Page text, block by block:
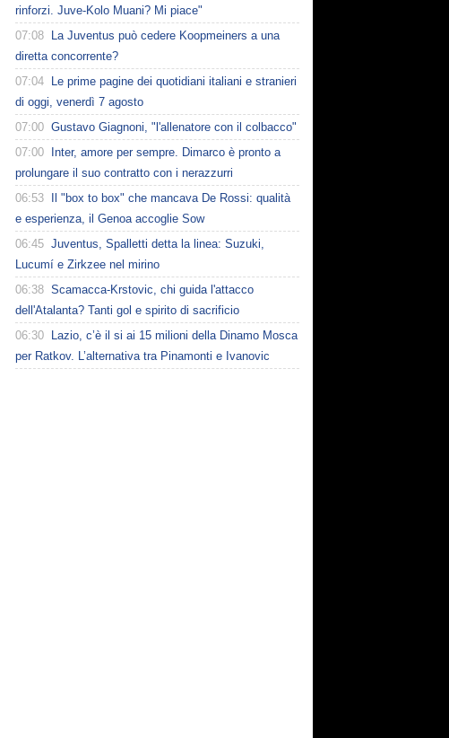
rinforzi. Juve-Kolo Muani? Mi piace"
07:08
La Juventus può cedere Koopmeiners a una
diretta concorrente?
07:04
Le prime pagine dei quotidiani italiani e stranieri
di oggi, venerdì 7 agosto
07:00 Gustavo Giagnoni, "l'allenatore con il colbacco"
07:00
Inter, amore per sempre. Dimarco è pronto a
prolungare il suo contratto con i nerazzurri
06:53
Il "box to box" che mancava De Rossi: qualità
e esperienza, il Genoa accoglie Sow
06:45 Juventus, Spalletti detta la linea: Suzuki,
Lucumí e Zirkzee nel mirino
06:38 Scamacca-Krstovic, chi guida l'attacco
dell'Atalanta? Tanti gol e spirito di sacrificio
06:30
Lazio, c’è il si ai 15 milioni della Dinamo Mosca
per Ratkov. L’alternativa tra Pinamonti e Ivanovic